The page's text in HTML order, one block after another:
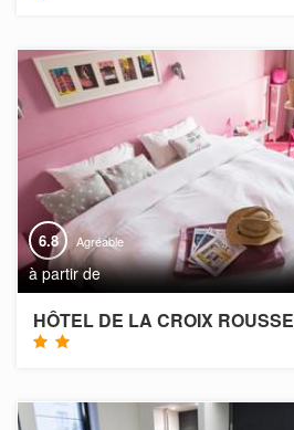
6.8 Agréable
à partir de
HÔTEL DE LA CROIX ROUSSE